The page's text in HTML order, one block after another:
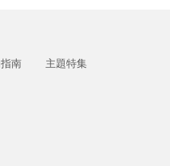
南
主題特集